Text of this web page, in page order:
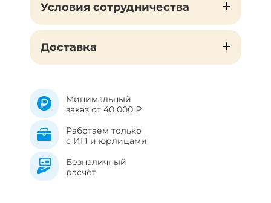
Условия сотрудничества
Доставка
Минимальный
заказ от 40 000 ₽
Работаем только
с ИП и юрлицами
Безналичный
расчёт